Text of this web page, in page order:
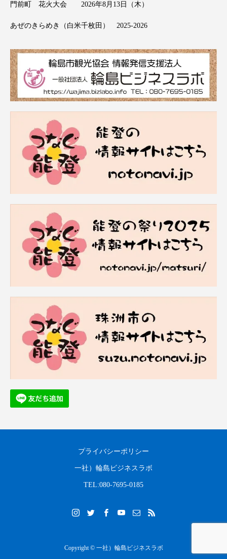
門前町 花火大会 2026年8月13日（木）
あぜのきらめき（白米千枚田） 2025-2026
プライバシーポリシー
一社）輪島ビジネスラボ
TEL:080-7695-0185
Copyright © 一社）輪島ビジネスラボ